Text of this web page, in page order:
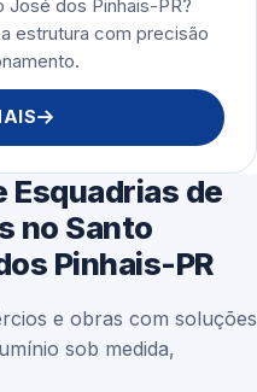
José dos Pinhais-PR?
estrutura com precisão
Esquadrias de
no Santo
Pinhais-PR
e obras com soluções
sob medida,